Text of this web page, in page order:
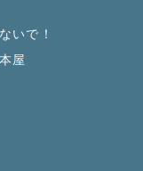
いで！
屋